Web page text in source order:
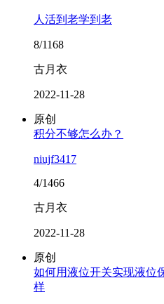
人活到老学到老
8/1168
古月衣
2022-11-28
原创
积分不够怎么办？
niujf3417
4/1466
古月衣
2022-11-28
原创
如何用液位开关实现液位
样